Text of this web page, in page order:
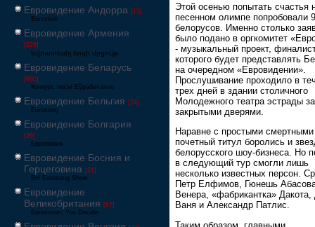
Евровидение Андорра [15]
Eurovisió
Евровидение Армения
[228]
Եվրատեսիլ երգի մրցույթ
Евровидение Беларусь
[600]
Конкурс песні Еўрабачанне
Евровидение Бельгия [24]
Eurosong
Евровидение Болгария
[26]
Евровизия
Евровидение Босния и
Герцеговина [21]
BH Eurosong Show
Евровидение
Великобритания [67]
Eurovision: You Decide
Этой осенью попытать счастья
песенном олимпе попробовали
белорусов. Именно столько
было подано в оргкомитет
- музыкальный проект,
которого будет представлять
на очередном «Евровидении».
Прослушивание проходило в
трех дней в здании столичного
Молодежного театра эстрады за
закрытыми дверями.
Наравне с простыми смертными
почетный титул боролись и
белорусского шоу-бизнеса. Но
в следующий тур смогли лишь
несколько известных персон.
Петр Елфимов, Гюнешь
Венера, «фабрикантка»
Ваня и Александр Патлис.